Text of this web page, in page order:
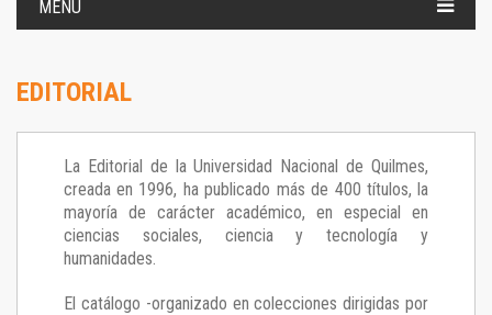
MENÚ
EDITORIAL
La Editorial de la Universidad Nacional de Quilmes,
creada en 1996, ha publicado más de 400 títulos, la
mayoría de carácter académico, en especial en
ciencias sociales, ciencia y tecnología y
humanidades.
El catálogo -organizado en colecciones dirigidas por